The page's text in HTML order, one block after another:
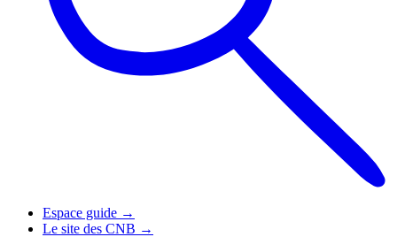
Espace guide →
Le site des CNB →